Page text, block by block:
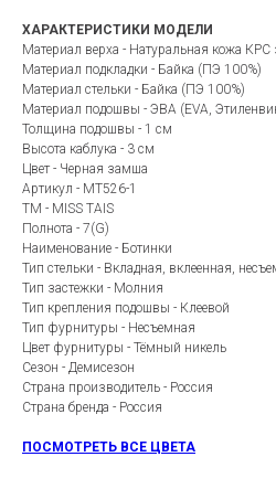
ХАРАКТЕРИСТИКИ МОДЕЛИ
Материал верха - Натуральная кожа
Материал подкладки - Байка (ПЭ 100%)
Материал стельки - Байка (ПЭ 100%)
Материал подошвы - ЭВА (EVA,
Толщина подошвы - 1 см
Высота каблука - 3 см
Цвет - Черная замша
Артикул - MT526-1
ТМ - MISS TAIS
Полнота - 7(G)
Наименование - Ботинки
Тип стельки - Вкладная, вклеенная,
Тип застежки - Молния
Тип крепления подошвы - Клеевой
Тип фурнитуры - Несъемная
Цвет фурнитуры - Тёмный никель
Сезон - Демисезон
Страна производитель - Россия
Страна бренда - Россия
ПОСМОТРЕТЬ ВСЕ ЦВЕТА